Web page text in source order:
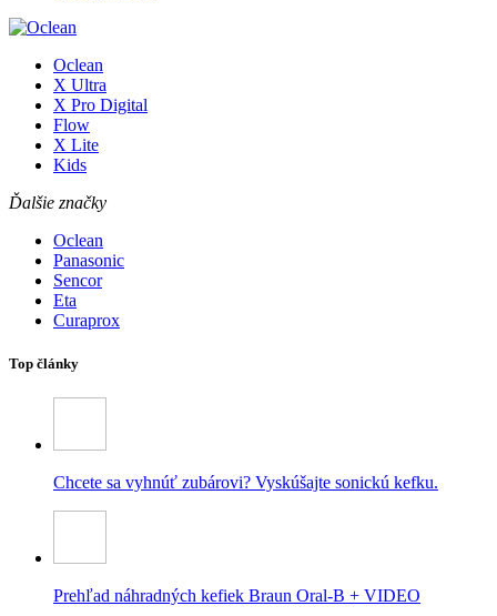
Oclean
X Ultra
X Pro Digital
Flow
X Lite
Kids
Ďalšie značky
Oclean
Panasonic
Sencor
Eta
Curaprox
Top články
Chcete sa vyhnúť zubárovi? Vyskúšajte sonickú kefku.
Prehľad náhradných kefiek Braun Oral-B + VIDEO